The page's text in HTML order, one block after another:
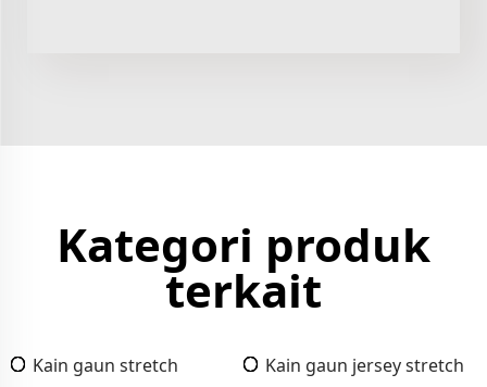
Kategori produk
terkait
Kain gaun stretch
Kain gaun jersey stretch